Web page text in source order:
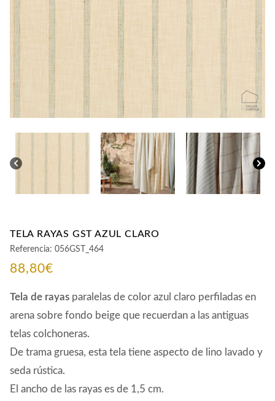
CONTACTO
TELA RAYAS GST AZUL CLARO
Referencia: 056GST_464
88,80€
Tela de rayas paralelas de color azul claro perfiladas en
arena sobre fondo beige que recuerdan a las antiguas
telas colchoneras.
De trama gruesa, esta tela tiene aspecto de lino lavado y
seda rústica.
El ancho de las rayas es de 1,5 cm.